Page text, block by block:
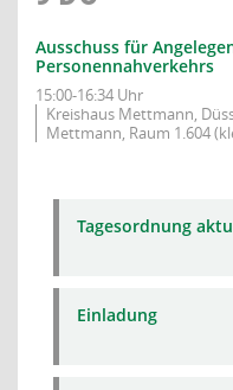
Ausschuss für
Personennahverkehrs
15:00-16:34 Uhr
Kreishaus Mettmann,
Mettmann, Raum 1.604
Tagesordnung
Einladung